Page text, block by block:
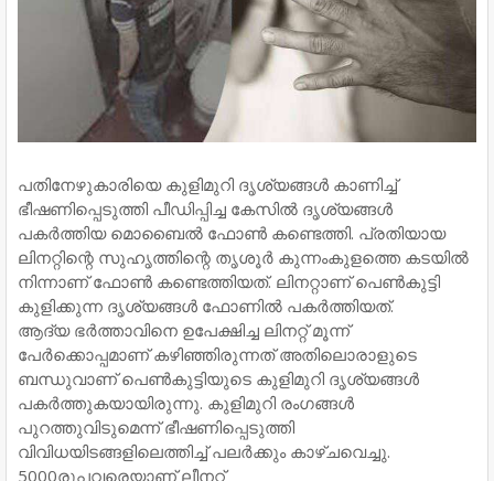
പതിനേഴുകാരിയെ കുളിമുറി ദൃശ്യങ്ങള്‍ കാണിച്ച്‌
ഭീഷണിപ്പെടുത്തി പീഡിപ്പിച്ച കേസില്‍ ദൃശ്യങ്ങള്‍
പകര്‍ത്തിയ മൊബൈല്‍ ഫോണ്‍ കണ്ടെത്തി. പ്രതിയായ
ലിനറ്റിന്റെ സുഹൃത്തിന്റെ തൃശൂര്‍ കുന്നംകുളത്തെ കടയില്‍
നിന്നാണ് ഫോണ്‍ കണ്ടെത്തിയത്. ലിനറ്റാണ് പെണ്‍കുട്ടി
കുളിക്കുന്ന ദൃശ്യങ്ങള്‍ ഫോണില്‍ പകര്‍ത്തിയത്.
ആദ്യ ഭര്‍ത്താവിനെ ഉപേക്ഷിച്ച ലിനറ്റ് മൂന്ന്
പേര്‍ക്കൊപ്പമാണ് കഴിഞ്ഞിരുന്നത് അതിലൊരാളുടെ
ബന്ധുവാണ് പെണ്‍കുട്ടിയുടെ കുളിമുറി ദൃശ്യങ്ങള്‍
പകര്‍ത്തുകയായിരുന്നു. കുളിമുറി രംഗങ്ങള്‍
പുറത്തുവിടുമെന്ന് ഭീഷണിപ്പെടുത്തി
വിവിധയിടങ്ങളിലെത്തിച്ച്‌ പലര്‍ക്കും കാഴ്ചവെച്ചു.
5000രൂപവരെയാണ് ലീനറ്റ്